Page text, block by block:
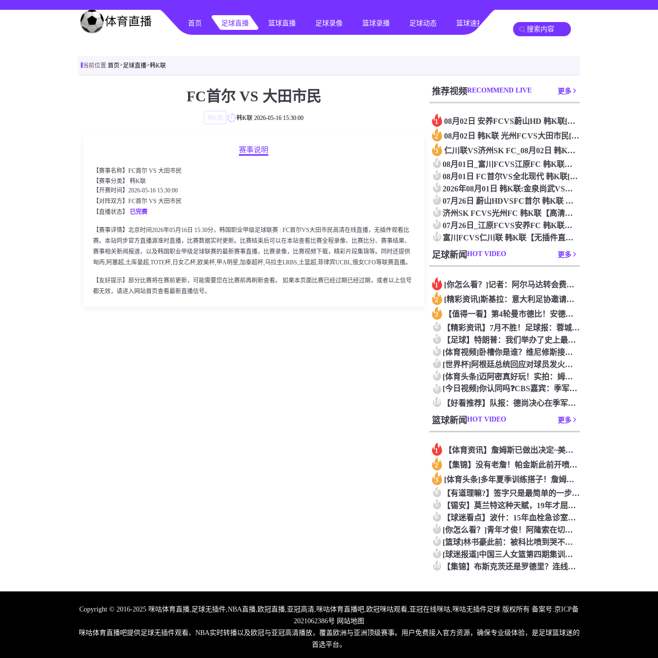
首页 足球直播 篮球直播 足球录像 篮球录播 足球动态 篮球速报 全球联赛
当前位置:首页>足球直播>韩K联
FC首尔 VS 大田市民
韩K联 韩K联 2026-05-16 15:30:00
赛事说明
【赛事名称】FC首尔 VS 大田市民
【赛事分类】 韩K联
【开赛时间】2026-05-16 15:30:00
【对阵双方】FC首尔 VS 大田市民
【直播状态】 已完赛
【赛事详情】北京时间2026年05月16日 15:30分，韩国职业甲级足球联赛 : FC首尔VS大田市民高清在线直播，无插件观看比
赛。本站同步官方直播源准时直播，比赛数据实时更新。比赛结束后可以在本站查看比赛全程录像、比赛比分、赛事结果、
赛事相关新闻报道，以及韩国职业甲级足球联赛的最新赛事直播，比赛录像，比赛视频下载，精彩片段集锦等。同时还提供
匈丙,阿塞超,土库曼超,TOTE杯,日女乙杯,欧美杯,甲A明星,加泰超杯,乌拉圭LRBS,土篮超,菲律宾UCBL,俄女CFO等联赛直播。
【友好提示】部分比赛将在赛前更新，可能需要您在比赛前再刷新查看。 如果本页面比赛已经过期已经过期，或者以上信号
都无效，请进入网站首页查看最新直播信号。
推荐视频RECOMMEND LIVE 更多
1 08月02日 安养FCVS蔚山HD 韩K联[免费直播]
2 08月02日 韩K联 光州FCVS大田市民[免费直播]
3 仁川联VS济州SK FC_08月02日 韩K联[免费直播]
4 08月01日_富川FCVS江原FC 韩K联直播 高清赛事直播
5 08月01日 FC首尔VS全北现代 韩K联[比赛直播]
6 2026年08月01日 韩K联:金泉尚武VS浦项铁人_高清直
7 07月26日 蔚山HDVSFC首尔 韩K联 比赛在线观看
8 济州SK FCVS光州FC 韩K联【高清赛事直播】_2026
9 07月26日_江原FCVS安养FC 韩K联直播 免费在线直播
10 富川FCVS仁川联 韩K联【无插件直播】_2026年07月2
足球新闻 HOT VIDEO 更多
1 [你怎么看？]记者：阿尔马达转会费固定金额约2300万欧，外
2 [精彩资讯]斯基拉：意大利足协邀请布冯担任国家队领队，但遭到
3 【值得一看】第4轮曼市德比！安德森：从我知道曼市，曼城就是这
4 【精彩资讯】7月不胜！足球报：蓉城双冠王梦碎，近期成绩下滑要
5 【足球】特朗普：我们举办了史上最成功的一届世界杯
6 [体育视频]卧槽你是谁？维尼修斯接受下巴轮廓医美塑形，突然变
7 [世界杯]阿根廷总统回应对球员发火传言：我疯了才怪球员？全是
8 [体育头条]迈阿密真好玩！实拍：姆巴佩和女友被路人拍到在夜店
9 [今日视频]你认同吗❓️CBS嘉宾：季军赛的数据不应算进去，
10 【好看推荐】队报：德尚决心在季军赛体面告别，不希望以两连败收
篮球新闻 HOT VIDEO 更多
1 【体育资讯】詹姆斯已做出决定~美记：NBA预计会如期公布新赛
2 【集锦】没有老詹！帕金斯此前开喷：湖人靠东契奇和里夫斯没人会
3 [体育头条]多年夏季训练搭子！詹姆斯此前已经和马克西一同训练
4 【有道理嘛?】签字只是最简单的一步！米兰继续补充生力军！
5 【锡安】莫兰特这种天赋，19年才屈居第二，原来是出了锡安这个
6 【球迷看点】波什：15年血栓急诊室吸氧看到球队交易，我仍想复
7 [你怎么看？]青年才俊！阿隆索在切尔西上任后的第七堂训练课！
8 [篮球]林书豪此前：被科比喷到哭不是真的，但我和他曾五个月没
9 [球迷报道]中国三人女篮第四期集训开启 全力备战亚运会&奥运
10 【集锦】布斯克茨还是罗德里？连线博斯克：大师的选择会是谁？
Copyright © 2016-2025 咪咕体育直播,足球无插件,NBA直播,欧冠直播,亚冠高清,咪咕体育直播吧,欧冠咪咕观看,亚冠在线咪咕,咪咕无插件足球 版权所有 备案号:京ICP备
2021062386号 网站地图
咪咕体育直播吧提供足球无插件观看、NBA实时转播以及欧冠与亚冠高清播放，覆盖欧洲与亚洲顶级赛事。用户免费接入官方资源，确保专业级体验，是足球篮球迷的
首选平台。